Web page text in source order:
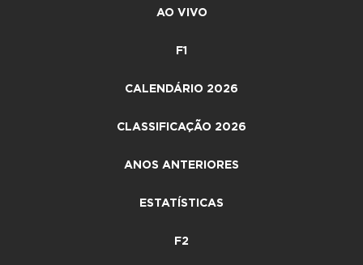
AO VIVO
F1
CALENDÁRIO 2026
CLASSIFICAÇÃO 2026
ANOS ANTERIORES
ESTATÍSTICAS
F2